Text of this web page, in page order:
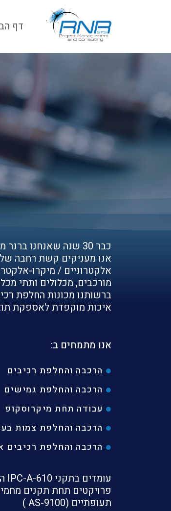
דף
כבר 30 שנה שאנחנו ברנר מערכות בע"מ מעניקים שירותים לעולמות הייצור טכנולוגי.
אנו מעניקים קשת רחבה של
אלקטרוניים / מיקרו-
מורכבים, מכלולים ותתי
איכות מוקפדת לאספקת
אנו מתמחים ב:
הרכבה והחלפת רכיבים
הרכבה והחלפת גמישים
עבודה תחת מיקרוסקופ
הרכבה והחלפת צמות
הרכבה והחלפת רכיבים
פרויקטים תחת תקנים
תעופתיים (AS-9100 )